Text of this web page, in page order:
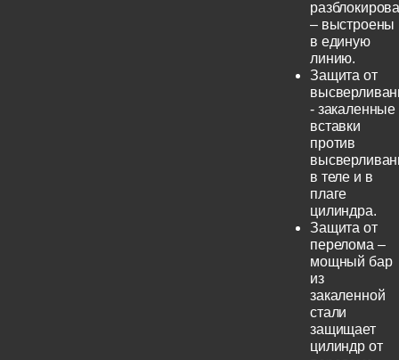
– выстроены
в единую
линию.
Защита от
- закаленные
вставки
против
в теле и в
плаге
цилиндра.
Защита от
перелома –
мощный бар
из
закаленной
стали
защищает
цилиндр от